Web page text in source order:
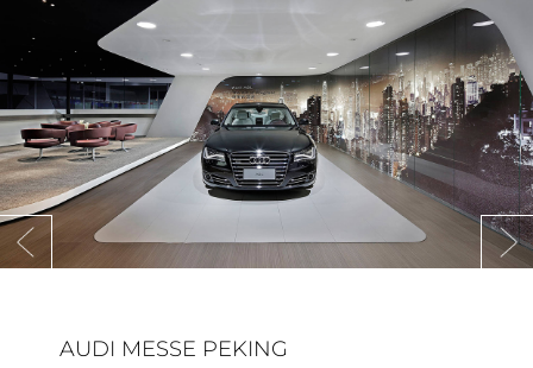
AUDI MESSE PEKING